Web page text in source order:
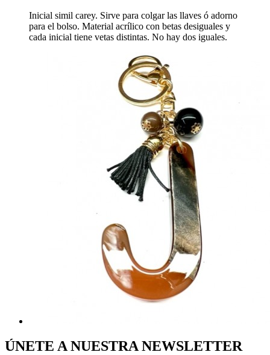
Inicial simil carey. Sirve para colgar las llaves ó adorno
para el bolso. Material acrílico con betas desiguales y
cada inicial tiene vetas distintas. No hay dos iguales.
ÚNETE A NUESTRA NEWSLETTER